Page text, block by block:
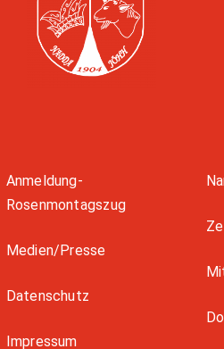
Anmeldung-
Rosenmontagszug
Medien/Presse
Datenschutz
Impressum